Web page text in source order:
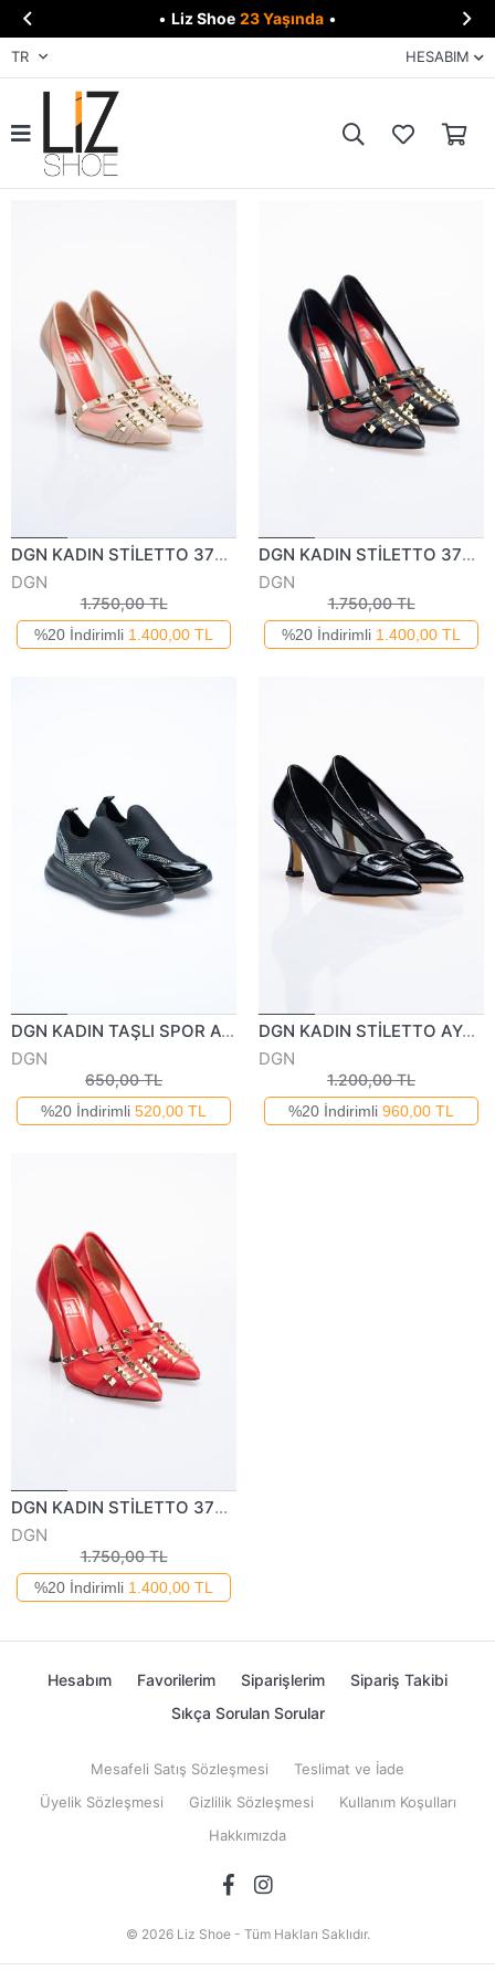
 • Liz Shoe 23 Yaşında • 
TR HESABIM
DGN KADIN STİLETTO 375122Y
DGN
1.750,00 TL
%20 İndirimli 1.400,00 TL
DGN KADIN STİLETTO 375122Y
DGN
1.750,00 TL
%20 İndirimli 1.400,00 TL
DGN KADIN TAŞLI SPOR AYAKKABI 50222Y
DGN
650,00 TL
%20 İndirimli 520,00 TL
DGN KADIN STİLETTO AYAKKABI 340522Y
DGN
1.200,00 TL
%20 İndirimli 960,00 TL
DGN KADIN STİLETTO 375122Y
DGN
1.750,00 TL
%20 İndirimli 1.400,00 TL
Hesabım Favorilerim Siparişlerim
Sipariş Takibi
Sıkça Sorulan Sorular
Mesafeli Satış Sözleşmesi
Teslimat ve İade
Üyelik Sözleşmesi
Gizlilik Sözleşmesi
Kullanım Koşulları
Hakkımızda
© 2026 Liz Shoe - Tüm Hakları Saklıdır.